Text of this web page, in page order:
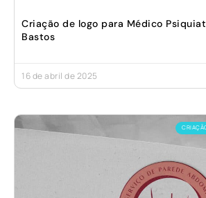
Criação de logo para Médico
Bastos
16 de abril de 2025